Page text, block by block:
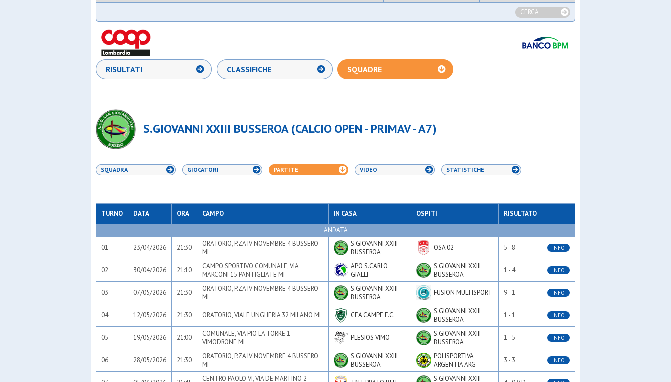
CERCA
RISULTATI CLASSIFICHE SQUADRE
S.GIOVANNI XXIII BUSSEROA (CALCIO OPEN - PRIMAV - A7)
SQUADRA GIOCATORI PARTITE VIDEO STATISTICHE
TURNO DATA ORA CAMPO IN CASA OSPITI
RISULTATO
ANDATA
01 23/04/2026 21:30
ORATORIO, P.ZA IV NOVEMBRE 4 BUSSERO
MI
S.GIOVANNI XXIII
BUSSEROA
OSA 02 5 - 8 INFO
02 30/04/2026 21:10
CAMPO SPORTIVO COMUNALE, VIA
MARCONI 15 PANTIGLIATE MI
APO S.CARLO
GIALLI
S.GIOVANNI XXIII
BUSSEROA
1 - 4 INFO
03 07/05/2026 21:30
ORATORIO, P.ZA IV NOVEMBRE 4 BUSSERO
MI
S.GIOVANNI XXIII
BUSSEROA
FUSION MULTISPORT 9 - 1 INFO
04 12/05/2026 21:30 ORATORIO, VIALE UNGHERIA 32 MILANO MI CEA CAMPE F.C.
S.GIOVANNI XXIII
BUSSEROA
1 - 1 INFO
05 19/05/2026 21:00
COMUNALE, VIA PIO LA TORRE 1
VIMODRONE MI
PLESIOS VIMO
S.GIOVANNI XXIII
BUSSEROA
1 - 5 INFO
06 28/05/2026 21:30
ORATORIO, P.ZA IV NOVEMBRE 4 BUSSERO
MI
S.GIOVANNI XXIII
BUSSEROA
POLISPORTIVA
ARGENTIA ARG
3 - 3 INFO
CENTRO PAOLO VI, VIA DE MARTINO 2 S.GIOVANNI XXIII